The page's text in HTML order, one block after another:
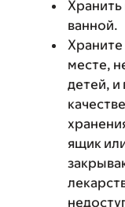
Хранить
ванной.
месте,
детей, и
ящик